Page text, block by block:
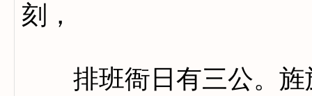
刻，
排班衙日有三公。旌